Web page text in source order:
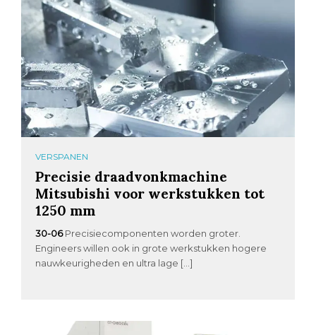
VERSPANEN
Precisie draadvonkmachine
Mitsubishi voor werkstukken tot
1250 mm
30-06 Precisiecomponenten worden groter.
Engineers willen ook in grote werkstukken hogere
nauwkeurigheden en ultra lage […]